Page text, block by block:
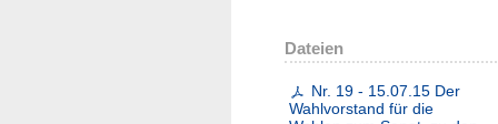
Dateien
Nr. 19 - 15.07.15 Der
Wahlvorstand für die